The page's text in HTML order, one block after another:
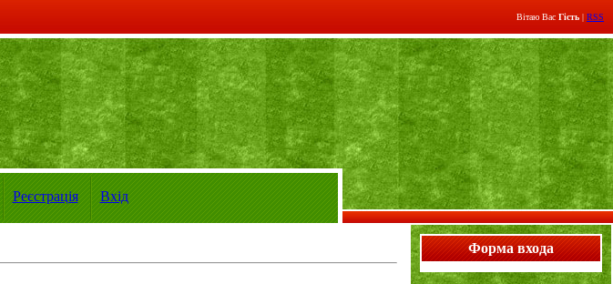
Вітаю Вас Гість | RSS
Реєстрація Вхід
Форма входа